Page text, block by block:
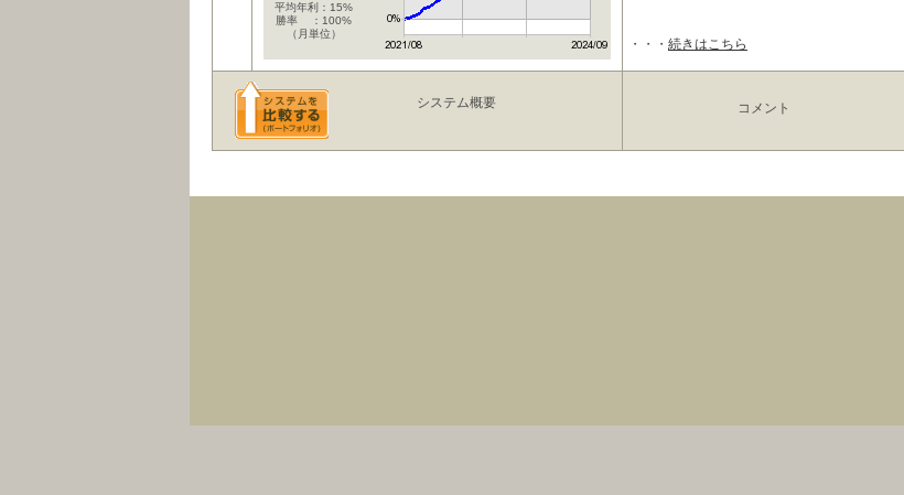
平均年利：15%
勝率 ：100%
（月単位）
・・・ 続きはこちら
システム概要 コメント